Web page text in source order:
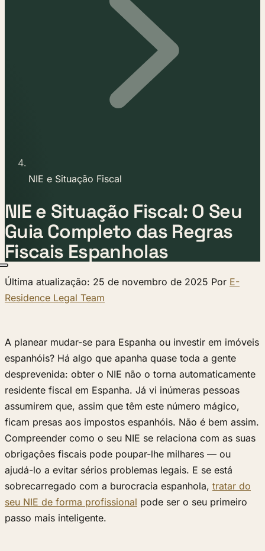
NIE e Situação Fiscal
NIE e Situação Fiscal: O Seu
Guia Completo das Regras
Fiscais Espanholas
Última atualização: 25 de novembro de 2025 Por E-
Residence Legal Team
A planear mudar-se para Espanha ou investir em imóveis
espanhóis? Há algo que apanha quase toda a gente
desprevenida: obter o NIE não o torna automaticamente
residente fiscal em Espanha. Já vi inúmeras pessoas
assumirem que, assim que têm este número mágico,
ficam presas aos impostos espanhóis. Não é bem assim.
Compreender como o seu NIE se relaciona com as suas
obrigações fiscais pode poupar-lhe milhares — ou
ajudá-lo a evitar sérios problemas legais. E se está
sobrecarregado com a burocracia espanhola, tratar do
seu NIE de forma profissional pode ser o seu primeiro
passo mais inteligente.